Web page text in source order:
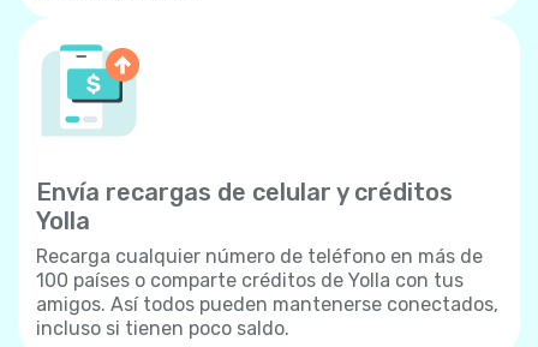
Envía recargas de celular y créditos
Yolla
Recarga cualquier número de teléfono en más de
100 países o comparte créditos de Yolla con tus
amigos. Así todos pueden mantenerse conectados,
incluso si tienen poco saldo.